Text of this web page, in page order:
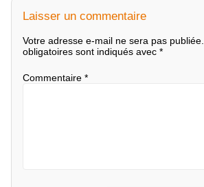
Laisser un commentaire
Votre adresse e-mail ne sera pas publiée.
obligatoires sont indiqués avec *
Commentaire *